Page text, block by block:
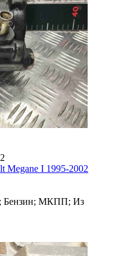
Megane I 1995-2002
i; Бензин; МКПП; Из